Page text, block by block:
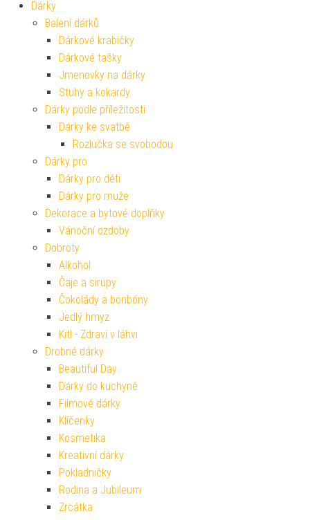
Dárky
Balení dárků
Dárkové krabičky
Dárkové tašky
Jmenovky na dárky
Stuhy a kokardy
Dárky podle příležitosti
Dárky ke svatbě
Rozlučka se svobodou
Dárky pro
Dárky pro děti
Dárky pro muže
Dekorace a bytové doplňky
Vánoční ozdoby
Dobroty
Alkohol
Čaje a sirupy
Čokolády a bonbóny
Jedlý hmyz
Kitl - Zdraví v láhvi
Drobné dárky
Beautiful Day
Dárky do kuchyně
Filmové dárky
Klíčenky
Kosmetika
Kreativní dárky
Pokladničky
Rodina a Jubileum
Zrcátka